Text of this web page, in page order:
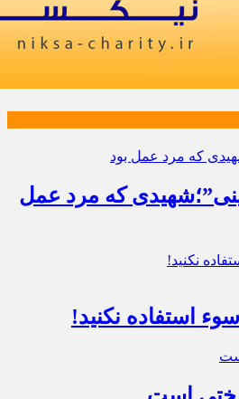
که مرد عمل
استفاده نکنید!